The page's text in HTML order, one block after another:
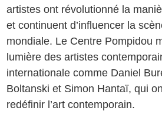
artistes ont révolutionné la
et continuent d’influencer la
mondiale. Le Centre Pompidou
lumière des artistes
internationale comme Daniel
Boltanski et Simon Hantaï, qui
redéfinir l’art contemporain.